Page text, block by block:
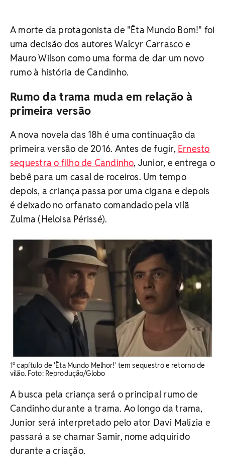
A morte da protagonista de "Êta Mundo Bom!" foi
uma decisão dos autores Walcyr Carrasco e
Mauro Wilson como uma forma de dar um novo
rumo à história de Candinho.
Rumo da trama muda em relação à
primeira versão
A nova novela das 18h é uma continuação da
primeira versão de 2016. Antes de fugir, Ernesto
sequestra o filho de Candinho, Junior, e entrega o
bebê para um casal de roceiros. Um tempo
depois, a criança passa por uma cigana e depois
é deixado no orfanato comandado pela vilã
Zulma (Heloisa Périssé).
1º capítulo de 'Êta Mundo Melhor!' tem sequestro e retorno de
vilão. ​Foto: Reprodução/Globo
A busca pela criança será o principal rumo de
Candinho durante a trama. Ao longo da trama,
Junior será interpretado pelo ator Davi Malizia e
passará a se chamar Samir, nome adquirido
durante a criação.